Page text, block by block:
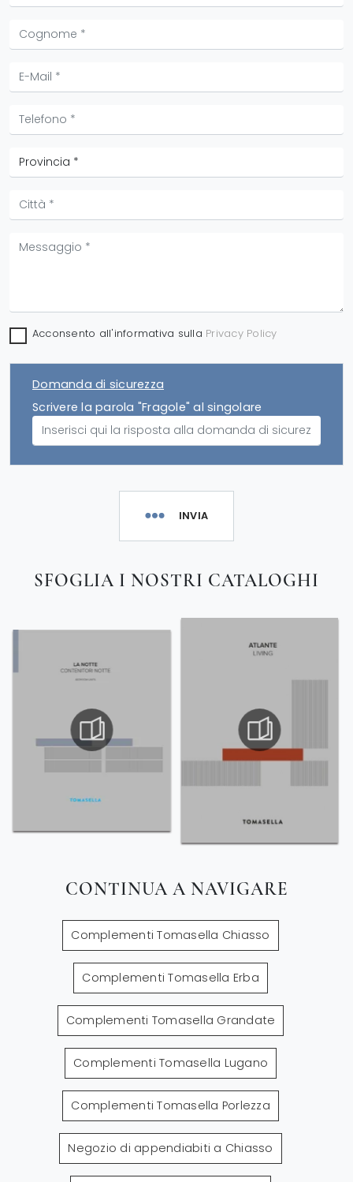
Acconsento all'informativa sulla Privacy Policy
Domanda di sicurezza
Scrivere la parola "Fragole" al singolare
INVIA
SFOGLIA I NOSTRI CATALOGHI
CONTINUA A NAVIGARE
Complementi Tomasella Chiasso
Complementi Tomasella Erba
Complementi Tomasella Grandate
Complementi Tomasella Lugano
Complementi Tomasella Porlezza
Negozio di appendiabiti a Chiasso